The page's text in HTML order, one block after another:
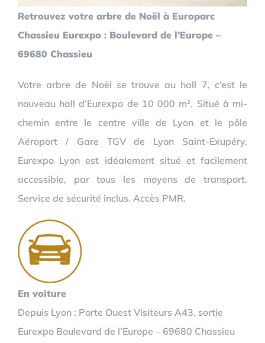
Retrouvez votre arbre de Noël à Europarc
Chassieu Eurexpo : Boulevard de l’Europe –
69680 Chassieu
Votre arbre de Noël se trouve au hall 7, c’est le
nouveau hall d’Eurexpo de 10 000 m². Situé à mi-
chemin entre le centre ville de Lyon et le pôle
Aéroport / Gare TGV de Lyon Saint-Exupéry,
Eurexpo Lyon est idéalement situé et facilement
accessible, par tous les moyens de transport.
Service de sécurité inclus. Accès PMR.
En voiture
Depuis Lyon : Porte Ouest Visiteurs A43, sortie
Eurexpo Boulevard de l’Europe – 69680 Chassieu